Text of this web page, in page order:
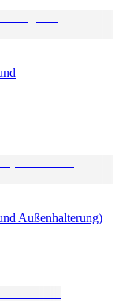
Außenhalterung)